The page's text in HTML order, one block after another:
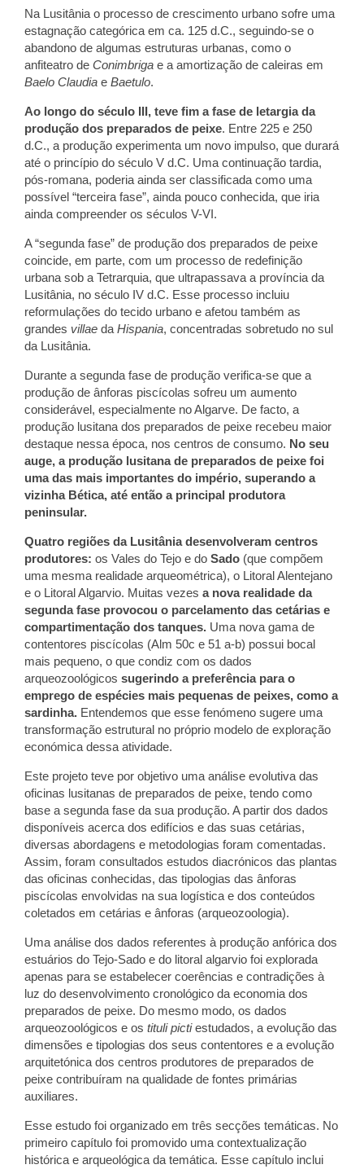
Na Lusitânia o processo de crescimento urbano sofre uma
estagnação categórica em ca. 125 d.C., seguindo-se o
abandono de algumas estruturas urbanas, como o
anfiteatro de Conimbriga e a amortização de caleiras em
Baelo Claudia e Baetulo.
Ao longo do século III, teve fim a fase de letargia da
produção dos preparados de peixe. Entre 225 e 250
d.C., a produção experimenta um novo impulso, que durará
até o princípio do século V d.C. Uma continuação tardia,
pós-romana, poderia ainda ser classificada como uma
possível “terceira fase”, ainda pouco conhecida, que iria
ainda compreender os séculos V-VI.
A “segunda fase” de produção dos preparados de peixe
coincide, em parte, com um processo de redefinição
urbana sob a Tetrarquia, que ultrapassava a província da
Lusitânia, no século IV d.C. Esse processo incluiu
reformulações do tecido urbano e afetou também as
grandes villae daHispania, concentradas sobretudo no sul
da Lusitânia.
Durante a segunda fase de produção verifica-se que a
produção de ânforas piscícolas sofreu um aumento
considerável, especialmente no Algarve. De facto, a
produção lusitana dos preparados de peixe recebeu maior
destaque nessa época, nos centros de consumo. No seu
auge, a produção lusitana de preparados de peixe foi
uma das mais importantes do império, superando a
vizinha Bética, até então a principal produtora
peninsular.
Quatro regiões da Lusitânia desenvolveram centros
produtores: os Vales do Tejo e do Sado (que compõem
uma mesma realidade arqueométrica), o Litoral Alentejano
e o Litoral Algarvio. Muitas vezes a nova realidade da
segunda fase provocou o parcelamento das cetárias e
compartimentação dos tanques. Uma nova gama de
contentores piscícolas (Alm 50c e 51 a-b) possui bocal
mais pequeno, o que condiz com os dados
arqueozoológicos sugerindo a preferência para o
emprego de espécies mais pequenas de peixes, como a
sardinha. Entendemos que esse fenómeno sugere uma
transformação estrutural no próprio modelo de exploração
económica dessa atividade.
Este projeto teve por objetivo uma análise evolutiva das
oficinas lusitanas de preparados de peixe, tendo como
base a segunda fase da sua produção. A partir dos dados
disponíveis acerca dos edifícios e das suas cetárias,
diversas abordagens e metodologias foram comentadas.
Assim, foram consultados estudos diacrónicos das plantas
das oficinas conhecidas, das tipologias das ânforas
piscícolas envolvidas na sua logística e dos conteúdos
coletados em cetárias e ânforas (arqueozoologia).
Uma análise dos dados referentes à produção anfórica dos
estuários do Tejo-Sado e do litoral algarvio foi explorada
apenas para se estabelecer coerências e contradições à
luz do desenvolvimento cronológico da economia dos
preparados de peixe. Do mesmo modo, os dados
arqueozoológicos e os tituli pictiestudados, a evolução das
dimensões e tipologias dos seus contentores e a evolução
arquitetónica dos centros produtores de preparados de
peixe contribuíram na qualidade de fontes primárias
auxiliares.
Esse estudo foi organizado em três secções temáticas. No
primeiro capítulo foi promovido uma contextualização
histórica e arqueológica da temática. Esse capítulo inclui